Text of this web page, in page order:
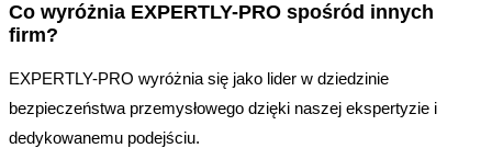
Co wyróżnia EXPERTLY-PRO spośród innych
firm?
EXPERTLY-PRO wyróżnia się jako lider w dziedzinie
bezpieczeństwa przemysłowego dzięki naszej ekspertyzie i
dedykowanemu podejściu.